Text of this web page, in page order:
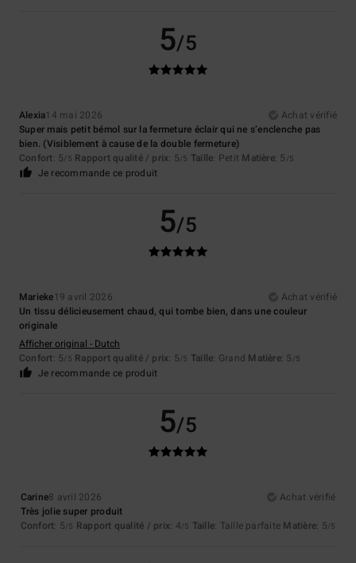
5/5
Alexia14 mai 2026
Achat vérifié
Super mais petit bémol sur la fermeture éclair qui ne s’enclenche pas
bien. (Visiblement à cause de la double fermeture)
Confort: 5/5 Rapport qualité / prix: 5/5 Taille: Petit Matière: 5 /5
Je recommande ce produit
5/5
Marieke19 avril 2026
Achat vérifié
Un tissu délicieusement chaud, qui tombe bien, dans une couleur
originale
Afficher original - Dutch
Confort: 5/5 Rapport qualité / prix: 5/5 Taille: Grand Matière: 5 /5
Je recommande ce produit
5/5
Carine8 avril 2026
Achat vérifié
Très jolie super produit
Confort: 5/5 Rapport qualité / prix: 4/5 Taille: Taille parfaite Matière: 5/5